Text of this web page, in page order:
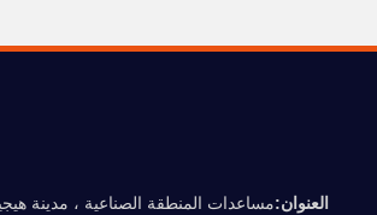
العنوان:مساعدات المنطقة الصناعية ، مدينة